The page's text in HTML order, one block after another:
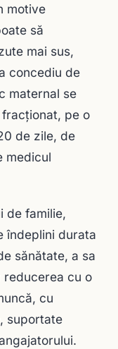
motive
să
mai sus,
concediu de
maternal se
pe o
de zile, de
medicul
de familie,
îndeplini durata
sănătate, a sa
reducerea cu o
cu
suportate